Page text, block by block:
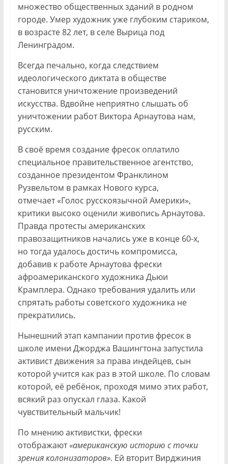
множество общественных зданий в родном
городе. Умер художник уже глубоким стариком,
в возрасте 82 лет, в селе Вырица под
Ленинградом.
Всегда печально, когда следствием
идеологического диктата в обществе
становится уничтожение произведений
искусства. Вдвойне неприятно слышать об
уничтожении работ Виктора Арнаутова нам,
русским.
В своё время создание фресок оплатило
специальное правительственное агентство,
созданное президентом Франклином
Рузвельтом в рамках Нового курса,
отмечает «Голос русскоязычной Америки»,
критики высоко оценили живопись Арнаутова.
Правда протесты американских
правозащитников начались уже в конце 60-х,
но тогда удалось достичь компромисса,
добавив к работе Арнаутова фрески
афроамериканского художника Дьюи
Крамплера. Однако требования удалить или
спрятать работы советского художника не
прекратились.
Нынешний этап кампании против фресок в
школе имени Джорджа Вашингтона запустила
активист движения за права индейцев, сын
которой учится как раз в этой школе. По словам
которой, её ребёнок, проходя мимо этих работ,
всякий раз опускал глаза. Какой
чувствительный мальчик!
По мнению активистки, фрески
отображают«американскую историю с точки
зрения колонизаторов». Ей вторит Вирджиния